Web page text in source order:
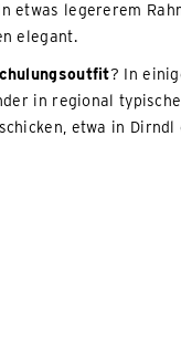
etwas legererem
elegant.
? In
in regional
etwa in Dirndl